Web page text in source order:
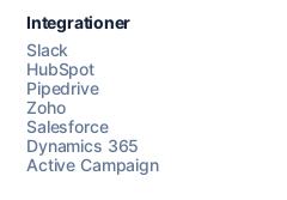
Chat med os
Integrationer
Slack
HubSpot
Pipedrive
Zoho
Salesforce
Dynamics 365
Active Campaign